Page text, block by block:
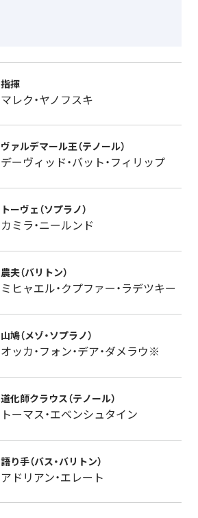
指揮
マレク・ヤノフスキ
ヴァルデマール王（テノール）
デーヴィッド・バット・フィリップ
トーヴェ（ソプラノ）
カミラ・ニールンド
農夫（バリトン）
ミヒャエル・クプファー・ラデツキー
山鳩（メゾ・ソプラノ）
オッカ・フォン・デア・ダメラウ※
道化師クラウス（テノール）
トーマス・エベンシュタイン
語り手（バス・バリトン）
アドリアン・エレート